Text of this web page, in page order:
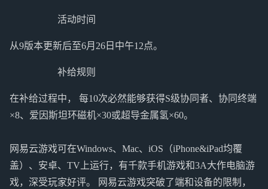
活动时间
从9版本更新后至6月26日中午12点。
补给规则
在补给过程中， 每10次必然能够获得S级协同者、协同终端
×8、爱因斯坦环磁机×30或超导金属氢×60。
网易云游戏可在Windows、Mac、iOS（iPhone&iPad均覆
盖）、安卓、TV上运行，有千款手机游戏和3A大作电脑游
戏，深受玩家好评。 网易云游戏突破了端和设备的限制，